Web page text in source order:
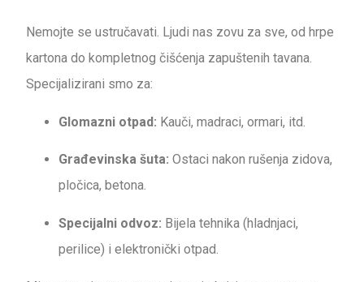
Nemojte se ustručavati. Ljudi nas zovu za sve, od hrpe
kartona do kompletnog čišćenja zapuštenih tavana.
Specijalizirani smo za:
Glomazni otpad: Kauči, madraci, ormari, itd.
Građevinska šuta: Ostaci nakon rušenja zidova,
pločica, betona.
Specijalni odvoz: Bijela tehnika (hladnjaci,
perilice) i elektronički otpad.